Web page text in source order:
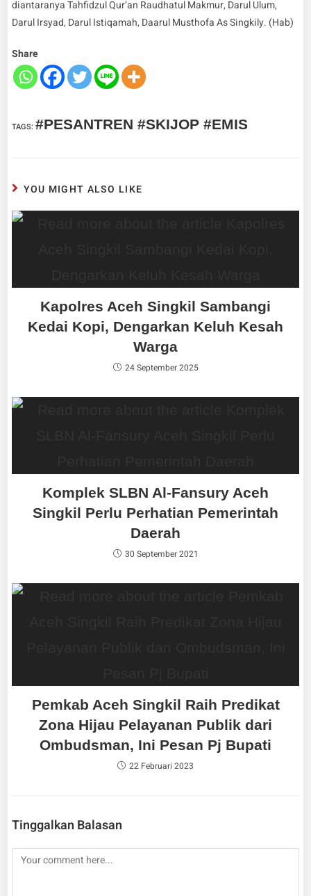
diantaranya Tahfidzul Qur’an Raudhatul Makmur, Darul Ulum,
Darul Irsyad, Darul Istiqamah, Daarul Musthofa As Singkily. (Hab)
Share
TAGS:#PESANTREN #SKIJOP #EMIS
YOU MIGHT ALSO LIKE
Kapolres Aceh Singkil Sambangi
Kedai Kopi, Dengarkan Keluh Kesah
Warga
24 September 2025
Komplek SLBN Al-Fansury Aceh
Singkil Perlu Perhatian Pemerintah
Daerah
30 September 2021
Pemkab Aceh Singkil Raih Predikat
Zona Hijau Pelayanan Publik dari
Ombudsman, Ini Pesan Pj Bupati
22 Februari 2023
Tinggalkan Balasan